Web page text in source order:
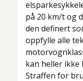
på 20 km/t og
den definert
oppfylle alle
kan heller ikke
Straffen for